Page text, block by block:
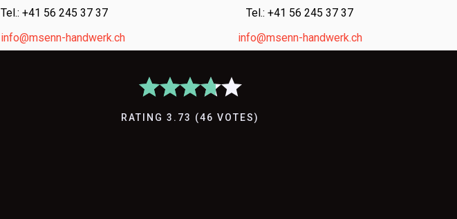
Tel.: +41 56 245 37 37
info@msenn-handwerk.ch
Tel.: +41 56 245 37 37
info@msenn-handwerk.ch
RATING3.73 (46 VOTES)